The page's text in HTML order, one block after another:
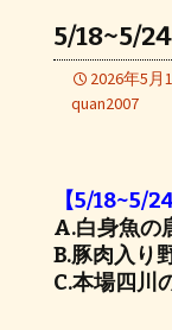
5/18~5/
2026年5月
quan2007
【5/18~5/
A.白身魚の
B.豚肉入り
C.本場四川